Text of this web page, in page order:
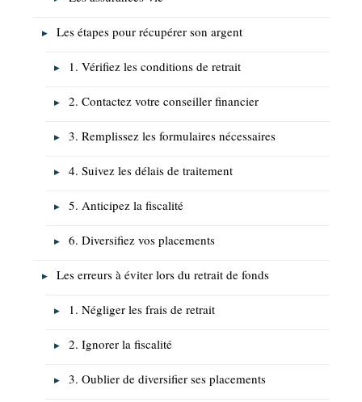
Les étapes pour récupérer son argent
1. Vérifiez les conditions de retrait
2. Contactez votre conseiller financier
3. Remplissez les formulaires nécessaires
4. Suivez les délais de traitement
5. Anticipez la fiscalité
6. Diversifiez vos placements
Les erreurs à éviter lors du retrait de fonds
1. Négliger les frais de retrait
2. Ignorer la fiscalité
3. Oublier de diversifier ses placements